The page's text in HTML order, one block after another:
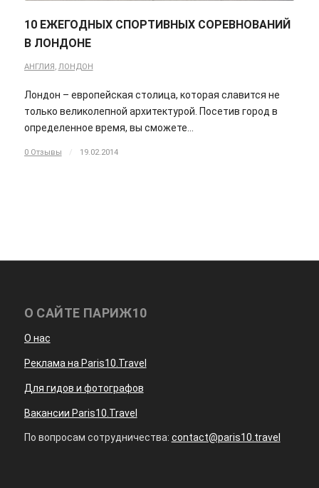
10 ЕЖЕГОДНЫХ СПОРТИВНЫХ СОРЕВНОВАНИЙ
В ЛОНДОНЕ
АНГЛИЯ, ЛОНДОН
Лондон – европейская столица, которая славится не
только великолепной архитектурой. Посетив город в
определенное время, вы сможете…
0 Отзывы / 19.02.2014
О САЙТЕ ПАРИЖ10
О нас
Реклама на Paris10.Travel
Для гидов и фотографов
Вакансии Paris10.Travel
По вопросам сотрудничества: contact@paris10.travel